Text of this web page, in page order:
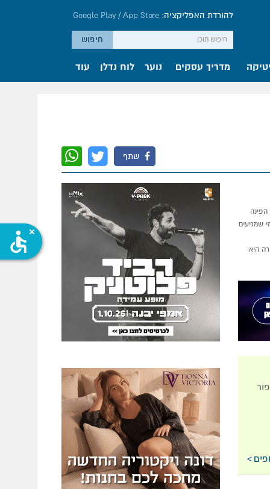
להורדת האפליקציה: Google Play /App Store
מדריך עסקים נוער לוח נדלן עוד
שתף
שמגיעים
היא
accessible